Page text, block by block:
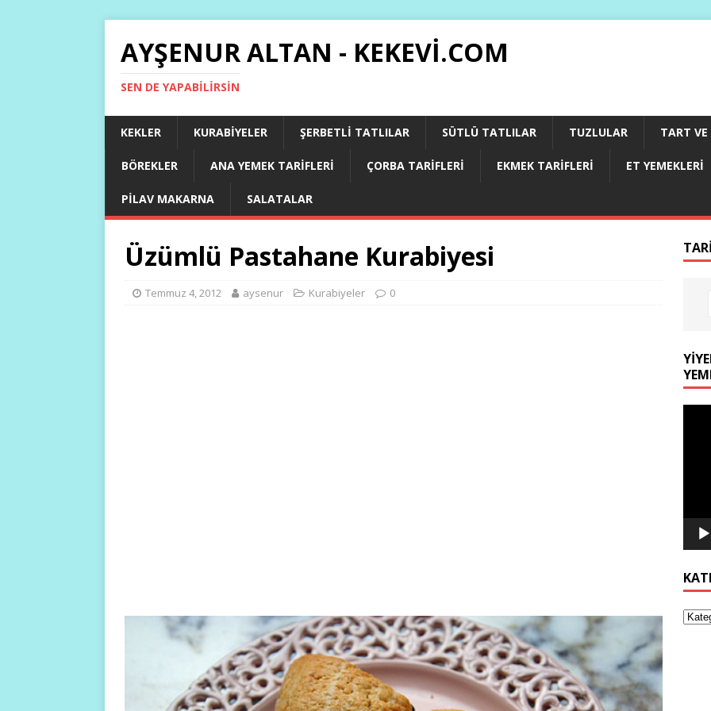
AYŞENUR ALTAN - KEKEVI.COM
SEN DE YAPABILIRSIN
KEKLER KURABIYELER ŞERBETLI TATLILAR SÜTLÜ TATLILAR TUZLULAR TART VE
BÖREKLER ANA YEMEK TARIFLERI ÇORBA TARIFLERI EKMEK TARIFLERI ET YEMEKLERI
PILAV MAKARNA SALATALAR
Üzümlü Pastahane Kurabiyesi
Temmuz 4, 2012 aysenur Kurabiyeler 0